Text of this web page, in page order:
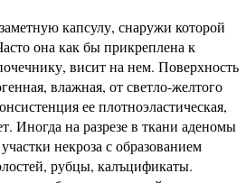
капсулу, снаружи которой
она как бы прикреплена к
висит на нем. Поверхность
влажная, от светло-желтого
ее плотноэластическая,
Иногда на разрезе в ткани аденомы
некроза с образованием
рубцы, калъцификаты.